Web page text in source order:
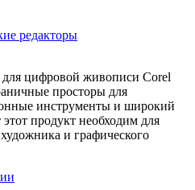
редакторы
цифровой живописи Corel
просторы для
инструменты и широкий
продукт необходим для
и графического